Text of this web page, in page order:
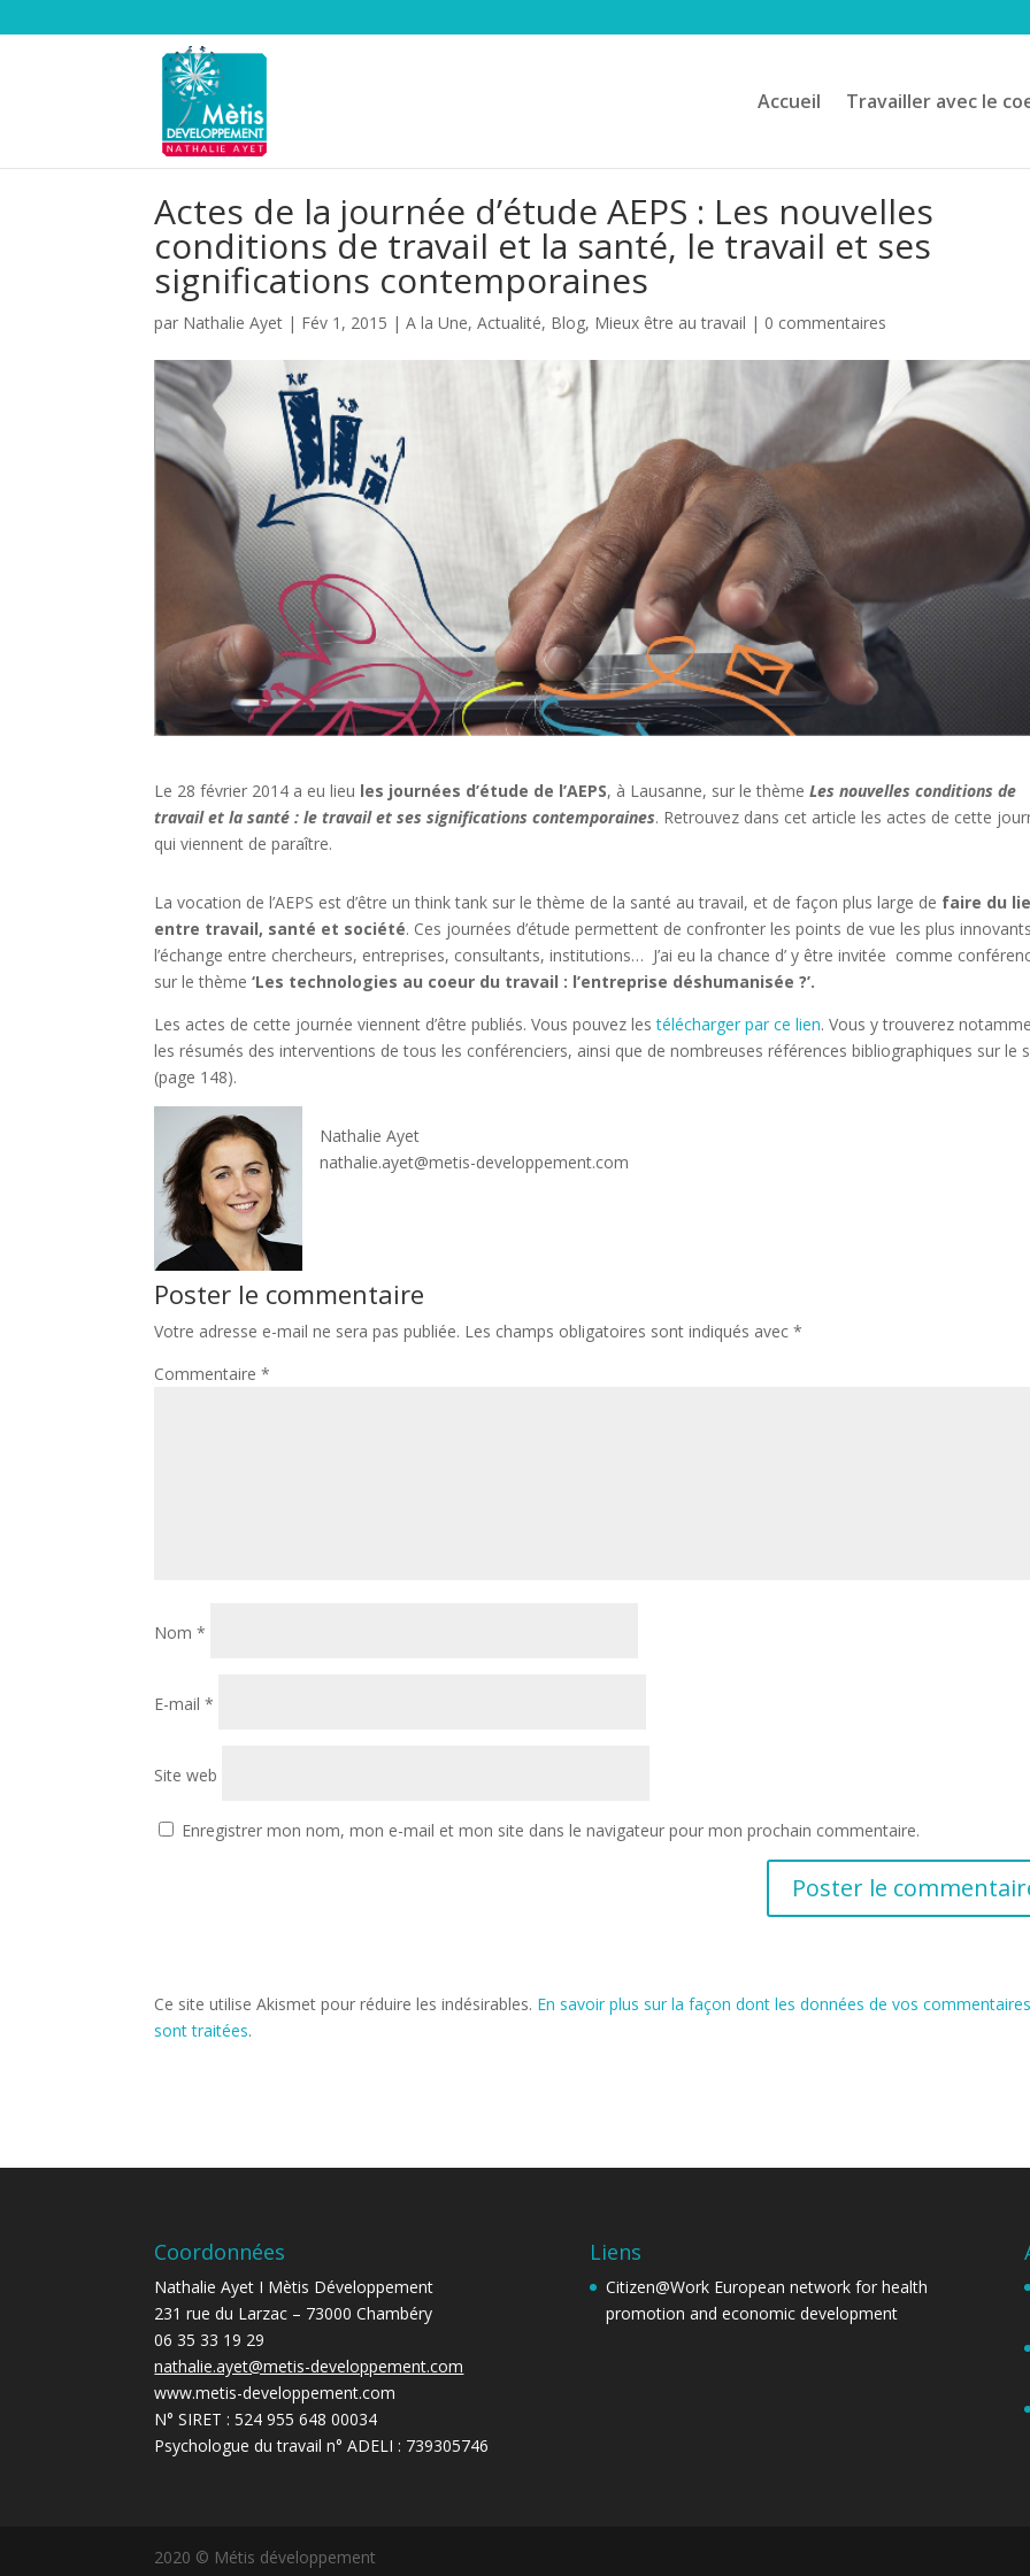
Accueil Travailler avec le
Actes de la journée d’étude AEPS : Les nouvelles
conditions de travail et la santé, le travail et ses
significations contemporaines
par Nathalie Ayet | Fév 1, 2015 |A la Une,Actualité, Blog, Mieux être au travail | 0 commentaires
Le 28 février 2014 a eu lieu les journées d’étude de l’AEPS, à Lausanne, sur le thèmeLes nouvelles conditions de
travail et la santé : le travail et ses significations contemporaines. Retrouvez dans cet article les actes de cette
qui viennent de paraître.
La vocation de l’AEPS est d’être un think tank sur le thème de la santé au travail, et de façon plus large de faire du
entre travail, santé et société. Ces journées d’étude permettent de confronter les points de vue les plus
l’échange entre chercheurs, entreprises, consultants, institutions… J’ai eu la chance d’ y être invitée comme
sur le thème‘Les technologies au coeur du travail : l’entreprise déshumanisée ?’.
Les actes de cette journée viennent d’être publiés. Vous pouvez lestélécharger par ce lien. Vous y trouverez
les résumés des interventions de tous les conférenciers, ainsi que de nombreuses références bibliographiques sur le
(page 148).
Nathalie Ayet
nathalie.ayet@metis-developpement.com
Poster le commentaire
Votre adresse e-mail ne sera pas publiée. Les champs obligatoires sont indiqués avec*
Commentaire*
Nom*
E-mail*
Site web
Enregistrer mon nom, mon e-mail et mon site dans le navigateur pour mon prochain commentaire.
Ce site utilise Akismet pour réduire les indésirables. En savoir plus sur la façon dont les données de vos
sont traitées.
Coordonnées
Nathalie Ayet I Mètis Développement
231 rue du Larzac – 73000 Chambéry
06 35 33 19 29
nathalie.ayet@metis-developpement.com
www.metis-developpement.com
N° SIRET : 524 955 648 00034
Psychologue du travail n° ADELI : 739305746
Liens
Citizen@WorkEuropean network for health
promotion and economic development
2020 © Métis développement